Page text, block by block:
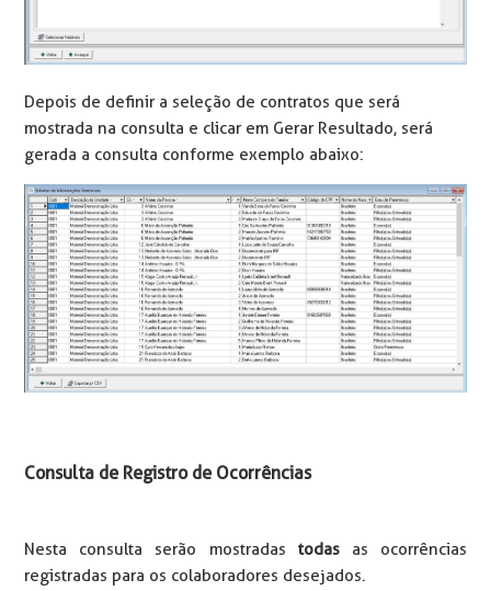
Depois de definir a seleção de contratos que será
mostrada na consulta e clicar em Gerar Resultado, será
gerada a consulta conforme exemplo abaixo:
Consulta de Registro de Ocorrências
Nesta consulta serão mostradastodasas ocorrências
registradas para os colaboradores desejados.